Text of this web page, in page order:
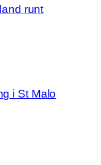
runt
i St Malo